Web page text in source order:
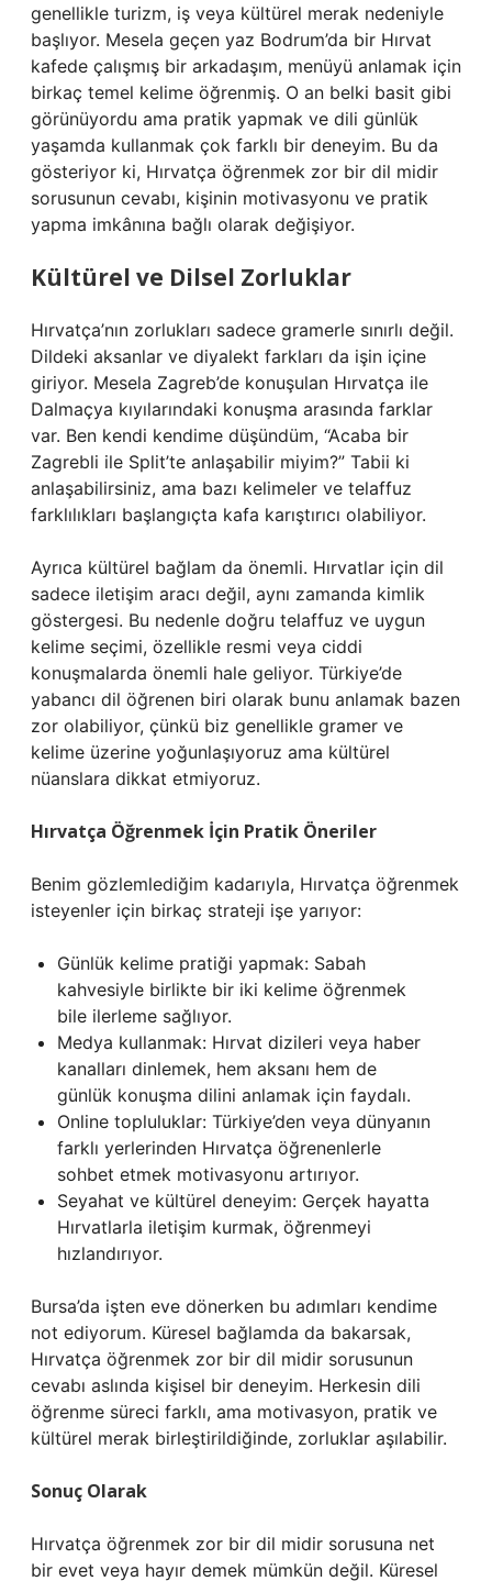
genellikle turizm, iş veya kültürel merak nedeniyle
başlıyor. Mesela geçen yaz Bodrum’da bir Hırvat
kafede çalışmış bir arkadaşım, menüyü anlamak için
birkaç temel kelime öğrenmiş. O an belki basit gibi
görünüyordu ama pratik yapmak ve dili günlük
yaşamda kullanmak çok farklı bir deneyim. Bu da
gösteriyor ki, Hırvatça öğrenmek zor bir dil midir
sorusunun cevabı, kişinin motivasyonu ve pratik
yapma imkânına bağlı olarak değişiyor.
Kültürel ve Dilsel Zorluklar
Hırvatça’nın zorlukları sadece gramerle sınırlı değil.
Dildeki aksanlar ve diyalekt farkları da işin içine
giriyor. Mesela Zagreb’de konuşulan Hırvatça ile
Dalmaçya kıyılarındaki konuşma arasında farklar
var. Ben kendi kendime düşündüm, “Acaba bir
Zagrebli ile Split’te anlaşabilir miyim?” Tabii ki
anlaşabilirsiniz, ama bazı kelimeler ve telaffuz
farklılıkları başlangıçta kafa karıştırıcı olabiliyor.
Ayrıca kültürel bağlam da önemli. Hırvatlar için dil
sadece iletişim aracı değil, aynı zamanda kimlik
göstergesi. Bu nedenle doğru telaffuz ve uygun
kelime seçimi, özellikle resmi veya ciddi
konuşmalarda önemli hale geliyor. Türkiye’de
yabancı dil öğrenen biri olarak bunu anlamak bazen
zor olabiliyor, çünkü biz genellikle gramer ve
kelime üzerine yoğunlaşıyoruz ama kültürel
nüanslara dikkat etmiyoruz.
Hırvatça Öğrenmek İçin Pratik Öneriler
Benim gözlemlediğim kadarıyla, Hırvatça öğrenmek
isteyenler için birkaç strateji işe yarıyor:
Günlük kelime pratiği yapmak: Sabah
kahvesiyle birlikte bir iki kelime öğrenmek
bile ilerleme sağlıyor.
Medya kullanmak: Hırvat dizileri veya haber
kanalları dinlemek, hem aksanı hem de
günlük konuşma dilini anlamak için faydalı.
Online topluluklar: Türkiye’den veya dünyanın
farklı yerlerinden Hırvatça öğrenenlerle
sohbet etmek motivasyonu artırıyor.
Seyahat ve kültürel deneyim: Gerçek hayatta
Hırvatlarla iletişim kurmak, öğrenmeyi
hızlandırıyor.
Bursa’da işten eve dönerken bu adımları kendime
not ediyorum. Küresel bağlamda da bakarsak,
Hırvatça öğrenmek zor bir dil midir sorusunun
cevabı aslında kişisel bir deneyim. Herkesin dili
öğrenme süreci farklı, ama motivasyon, pratik ve
kültürel merak birleştirildiğinde, zorluklar aşılabilir.
Sonuç Olarak
Hırvatça öğrenmek zor bir dil midir sorusuna net
bir evet veya hayır demek mümkün değil. Küresel